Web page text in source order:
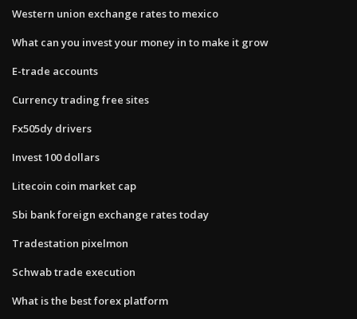
Western union exchange rates to mexico
What can you invest your money in to make it grow
E-trade accounts
Currency trading free sites
Fx505dy drivers
Invest 100 dollars
Litecoin coin market cap
Sbi bank foreign exchange rates today
Tradestation pixelmon
Schwab trade execution
What is the best forex platform